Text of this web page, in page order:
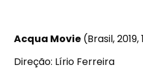
Acqua Movie (Brasil, 2019,
Direção: Lírio Ferreira